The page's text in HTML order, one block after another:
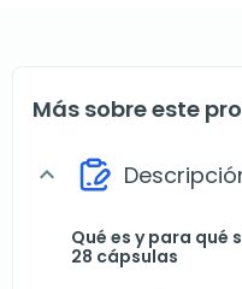
Más sobre este
expand_more
Qué es y para qué
28 cápsulas